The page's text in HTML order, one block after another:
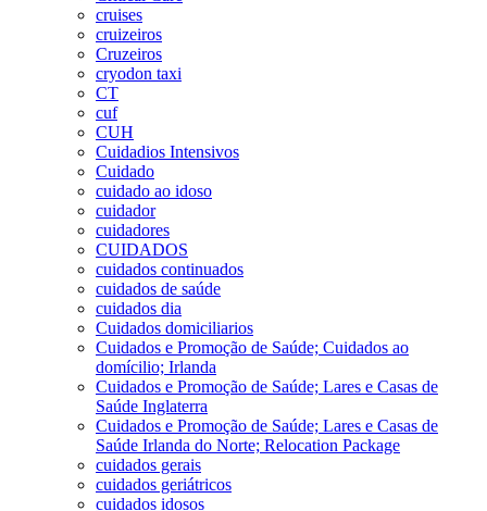
cruises
cruizeiros
Cruzeiros
cryodon taxi
CT
cuf
CUH
Cuidadios Intensivos
Cuidado
cuidado ao idoso
cuidador
cuidadores
CUIDADOS
cuidados continuados
cuidados de saúde
cuidados dia
Cuidados domiciliarios
Cuidados e Promoção de Saúde; Cuidados ao
domícilio; Irlanda
Cuidados e Promoção de Saúde; Lares e Casas de
Saúde Inglaterra
Cuidados e Promoção de Saúde; Lares e Casas de
Saúde Irlanda do Norte; Relocation Package
cuidados gerais
cuidados geriátricos
cuidados idosos